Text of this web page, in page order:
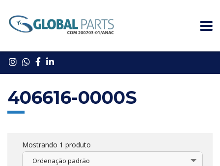
406616-0000S
Mostrando 1 produto
Ordenação padrão